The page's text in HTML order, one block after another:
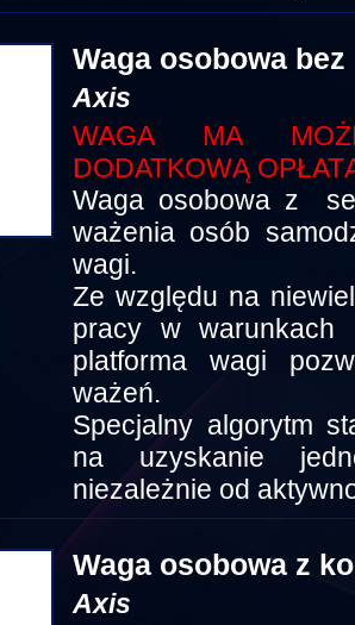
Waga osobowa
Axis
WAGA MA
DODATKOWĄ
Waga osobowa z
ważenia osób
wagi.
Ze względu na
pracy w warunkach
platforma wagi
ważeń.
Specjalny algorytm
na uzyskanie
niezależnie od
Waga osobowa z
Axis